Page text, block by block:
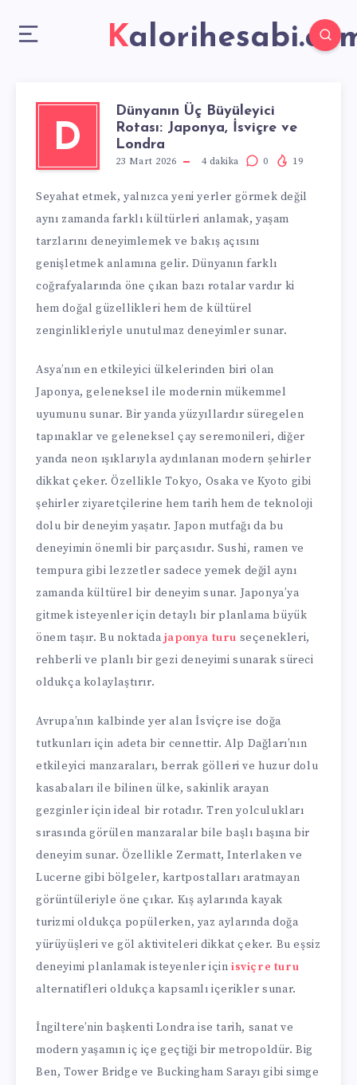
D
Dünyanın Üç Büyüleyici
Rotası: Japonya, İsviçre ve
Londra
23 Mart 2026 4dakika 0 19
Seyahat etmek, yalnızca yeni yerler görmek değil
aynı zamanda farklı kültürleri anlamak, yaşam
tarzlarını deneyimlemek ve bakış açısını
genişletmek anlamına gelir. Dünyanın farklı
coğrafyalarında öne çıkan bazı rotalar vardır ki
hem doğal güzellikleri hem de kültürel
zenginlikleriyle unutulmaz deneyimler sunar.
Asya’nın en etkileyici ülkelerinden biri olan
Japonya, geleneksel ile modernin mükemmel
uyumunu sunar. Bir yanda yüzyıllardır süregelen
tapınaklar ve geleneksel çay seremonileri, diğer
yanda neon ışıklarıyla aydınlanan modern şehirler
dikkat çeker. Özellikle Tokyo, Osaka ve Kyoto gibi
şehirler ziyaretçilerine hem tarih hem de teknoloji
dolu bir deneyim yaşatır. Japon mutfağı da bu
deneyimin önemli bir parçasıdır. Sushi, ramen ve
tempura gibi lezzetler sadece yemek değil aynı
zamanda kültürel bir deneyim sunar. Japonya’ya
gitmek isteyenler için detaylı bir planlama büyük
önem taşır. Bu noktada japonya turu seçenekleri,
rehberli ve planlı bir gezi deneyimi sunarak süreci
oldukça kolaylaştırır.
Avrupa’nın kalbinde yer alan İsviçre ise doğa
tutkunları için adeta bir cennettir. Alp Dağları’nın
etkileyici manzaraları, berrak gölleri ve huzur dolu
kasabaları ile bilinen ülke, sakinlik arayan
gezginler için ideal bir rotadır. Tren yolculukları
sırasında görülen manzaralar bile başlı başına bir
deneyim sunar. Özellikle Zermatt, Interlaken ve
Lucerne gibi bölgeler, kartpostalları aratmayan
görüntüleriyle öne çıkar. Kış aylarında kayak
turizmi oldukça popülerken, yaz aylarında doğa
yürüyüşleri ve göl aktiviteleri dikkat çeker. Bu eşsiz
deneyimi planlamak isteyenler içinisviçre turu
alternatifleri oldukça kapsamlı içerikler sunar.
İngiltere’nin başkenti Londra ise tarih, sanat ve
modern yaşamın iç içe geçtiği bir metropoldür. Big
Ben, Tower Bridge ve Buckingham Sarayı gibi simge